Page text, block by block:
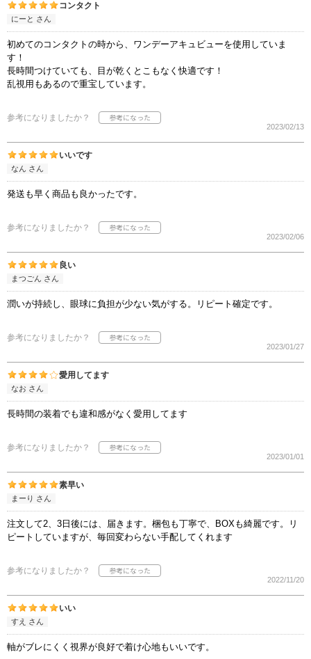
コンタクト
にーと さん
初めてのコンタクトの時から、ワンデーアキュビューを使用していま
す！
長時間つけていても、目が乾くとこもなく快適です！
乱視用もあるので重宝しています。
参考になりましたか？
2023/02/13
いいです
なん さん
発送も早く商品も良かったです。
参考になりましたか？
2023/02/06
良い
まつごん さん
潤いが持続し、眼球に負担が少ない気がする。リピート確定です。
参考になりましたか？
2023/01/27
愛用してます
なお さん
長時間の装着でも違和感がなく愛用してます
参考になりましたか？
2023/01/01
素早い
まーり さん
注文して2、3日後には、届きます。梱包も丁寧で、BOXも綺麗です。リ
ピートしていますが、毎回変わらない手配してくれます
参考になりましたか？
2022/11/20
いい
すえ さん
軸がブレにくく視界が良好で着け心地もいいです。